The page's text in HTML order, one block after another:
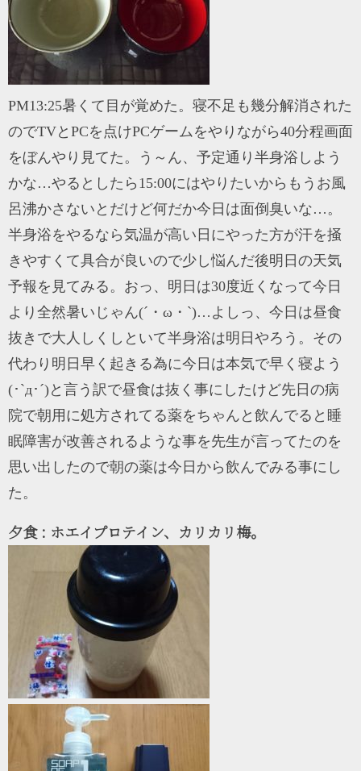
PM13:25暑くて目が覚めた。寝不足も幾分解消された
のでTVとPCを点けPCゲームをやりながら40分程画面
をぼんやり見てた。う～ん、予定通り半身浴しよう
かな…やるとしたら15:00にはやりたいからもうお風
呂沸かさないとだけど何だか今日は面倒臭いな…。
半身浴をやるなら気温が高い日にやった方が汗を掻
きやすくて具合が良いので少し悩んだ後明日の天気
予報を見てみる。おっ、明日は30度近くなって今日
より全然暑いじゃん(´・ω・`)…よしっ、今日は昼食
抜きで大人しくしといて半身浴は明日やろう。その
代わり明日早く起きる為に今日は本気で早く寝よう
(･`д･´)と言う訳で昼食は抜く事にしたけど先日の病
院で朝用に処方されてる薬をちゃんと飲んでると睡
眠障害が改善されるような事を先生が言ってたのを
思い出したので朝の薬は今日から飲んでみる事にし
た。
夕食 : ホエイプロテイン、カリカリ梅。